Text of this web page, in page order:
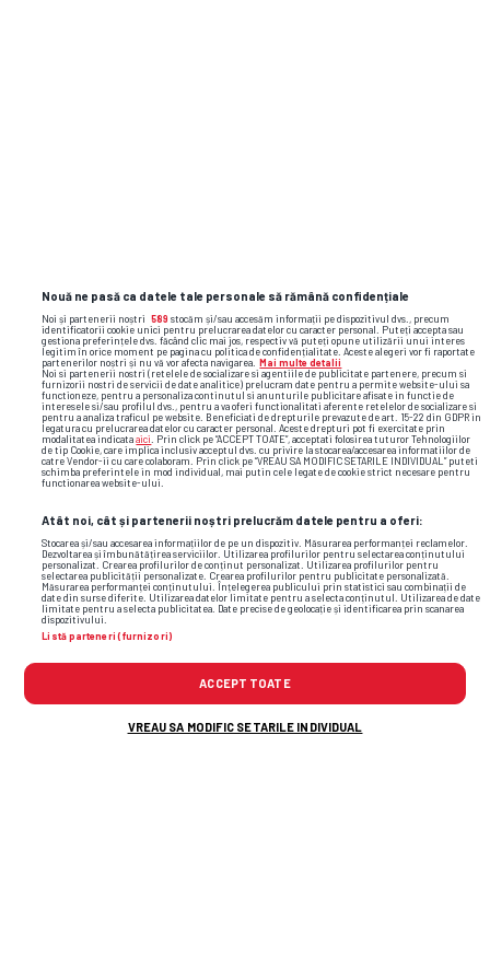
Foto 8 /36
Nouă ne pasă ca datele tale personale să rămână confidențiale
Noi și partenerii noștri 589 stocăm și/sau accesăm informații pe dispozitivul dvs., precum
identificatorii cookie unici pentru prelucrarea datelor cu caracter personal. Puteți accepta sau
gestiona preferințele dvs. făcând clic mai jos, respectiv vă puteți opune utilizării unui interes
legitim în orice moment pe pagina cu politica de confidențialitate. Aceste alegeri vor fi raportate
partenerilor noștri și nu vă vor afecta navigarea. Mai multe detalii
Noi si partenerii nostri (retelele de socializare si agentiile de publicitate partenere, precum si
furnizorii nostri de servicii de date analitice) prelucram date pentru a permite website-ului sa
functioneze, pentru a personaliza continutul si anunturile publicitare afisate in functie de
interesele si/sau profilul dvs., pentru a va oferi functionalitati aferente retelelor de socializare si
pentru a analiza traficul pe website. Beneficiati de drepturile prevazute de art. 15-22 din GDPR in
legatura cu prelucrarea datelor cu caracter personal. Aceste drepturi pot fi exercitate prin
modalitatea indicataaici
. Prin click pe “ACCEPT TOATE”, acceptati folosirea tuturor Tehnologiilor
de tip Cookie, care implica inclusiv acceptul dvs. cu privire la stocarea/accesarea informatiilor de
catre Vendor-ii cu care colaboram. Prin click pe “VREAU SA MODIFIC SETARILE INDIVIDUAL” puteti
schimba preferintele in mod individual, mai putin cele legate de cookie strict necesare pentru
functionarea website-ului.
Atât noi, cât și partenerii noștri prelucrăm datele pentru a oferi:
Stocarea și/sau accesarea informațiilor de pe un dispozitiv. Măsurarea performanței reclamelor.
Dezvoltarea și îmbunătățirea serviciilor. Utilizarea profilurilor pentru selectarea conținutului
personalizat. Crearea profilurilor de conținut personalizat. Utilizarea profilurilor pentru
selectarea publicității personalizate. Crearea profilurilor pentru publicitate personalizată.
Măsurarea performanței conținutului. Înțelegerea publicului prin statistici sau combinații de
date din surse diferite. Utilizarea datelor limitate pentru a selecta conținutul. Utilizarea de date
limitate pentru a selecta publicitatea. Date precise de geolocație și identificarea prin scanarea
dispozitivului.
Listă parteneri (furnizori)
ACCEPT TOATE
VREAU SA MODIFIC SETARILE INDIVIDUAL